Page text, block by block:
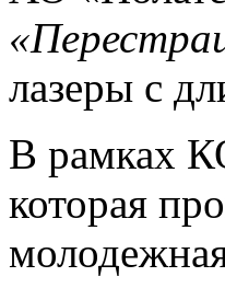
лазеры с
В рамках
которая